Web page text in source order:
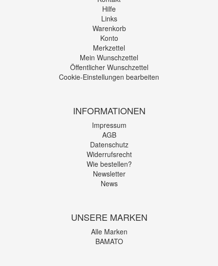
Hilfe
Links
Warenkorb
Konto
Merkzettel
Mein Wunschzettel
Öffentlicher Wunschzettel
Cookie-Einstellungen bearbeiten
INFORMATIONEN
Impressum
AGB
Datenschutz
Widerrufsrecht
Wie bestellen?
Newsletter
News
UNSERE MARKEN
Alle Marken
BAMATO